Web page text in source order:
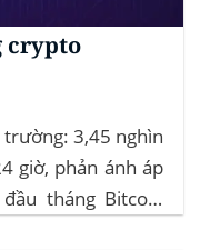
crypto
3,45 nghìn
giờ, phản ánh áp
tháng‍ Bitcoin